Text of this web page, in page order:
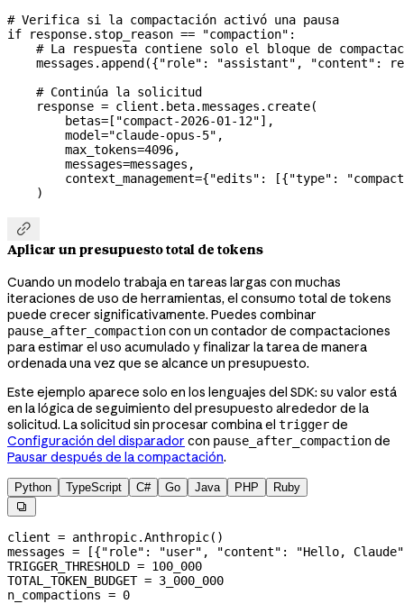
# Verifica si la compactación activó una pausa
if response.stop_reason == "compaction" :
# La respuesta contiene solo el bloque de
    messages.append({
"role" : "assistant" , "content" :
    # Continúa la solicitud
    response
= client.beta.messages.create(
        betas
= [ "compact-2026-01-12"],
        model
="claude-opus-5" ,
        max_tokens
=4096,
        messages
=messages,
        context_management
={"edits" : [{"type" :
    )

Aplicar un presupuesto total de tokens
Cuando un modelo trabaja en tareas largas con muchas
iteraciones de uso de herramientas, el consumo total de tokens
puede crecer significativamente. Puedes combinar
pause_after_compactioncon un contador de compactaciones
para estimar el uso acumulado y finalizar la tarea de manera
ordenada una vez que se alcance un presupuesto.
Este ejemplo aparece solo en los lenguajes del SDK: su valor está
en la lógica de seguimiento del presupuesto alrededor de la
solicitud. La solicitud sin procesar combina el triggerde
Configuración del disparador con pause_after_compactionde
Pausar después de la compactación.
Python TypeScript C# Go Java PHP Ruby

client = anthropic.Anthropic()
messages = [{"role" : "user" , "content" :
"Hello, Claude"
TRIGGER_THRESHOLD = 100_000
TOTAL_TOKEN_BUDGET = 3_000_000
n_compactions = 0